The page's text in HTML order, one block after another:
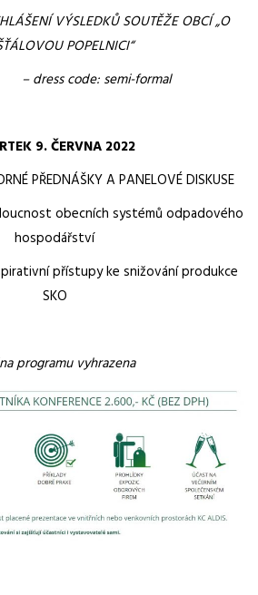
SOUTĚŽE OBCÍ „O
POPELNICI“
code: semi-formal
9. ČERVNA 2022
PŘEDNÁŠKY A PANELOVÉ DISKUSE
systémů odpadového
hospodářství
ke snižování produkce
SKO
programu vyhrazena